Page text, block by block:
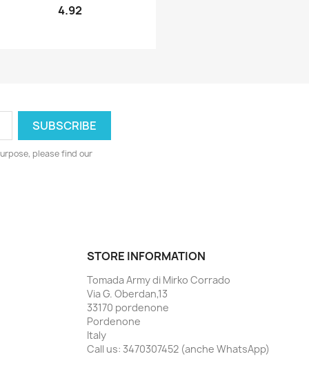
4.92
please find our
STORE INFORMATION
Tomada Army di Mirko Corrado
Via G. Oberdan,13
33170 pordenone
Pordenone
Italy
Call us: 3470307452 (anche WhatsApp)